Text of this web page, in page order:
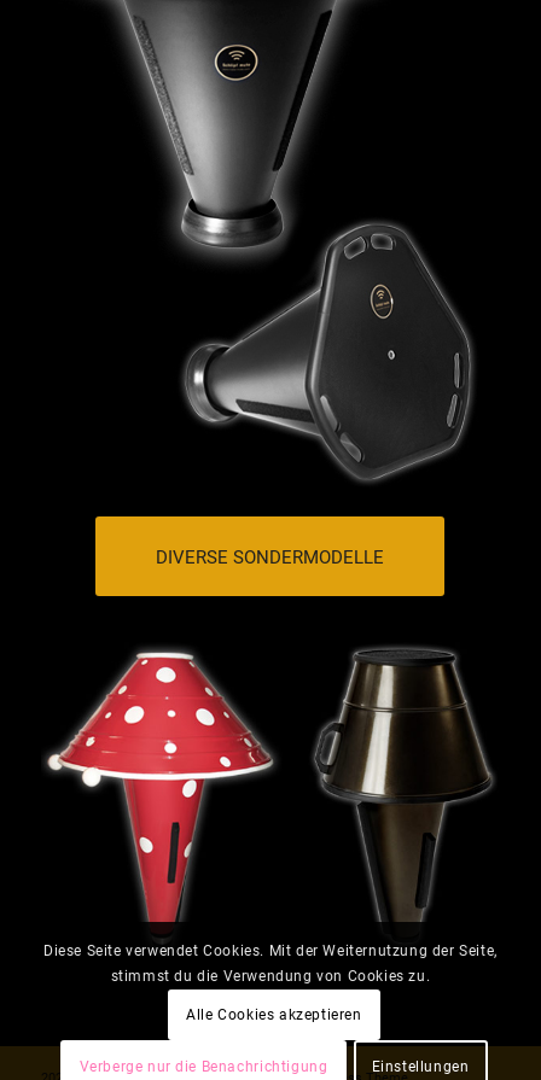
DIVERSE SONDERMODELLE
Diese Seite verwendet Cookies. Mit der Weiternutzung der Seite,
stimmst du die Verwendung von Cookies zu.
Alle Cookies akzeptieren
Verberge nur die Benachrichtigung Einstellungen